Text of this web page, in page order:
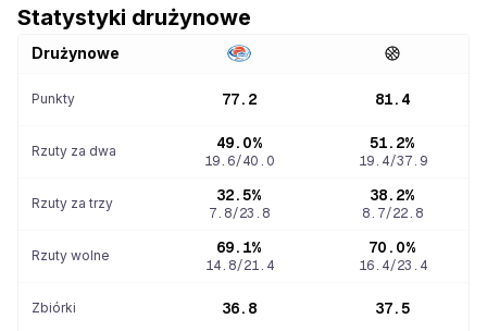
Statystyki drużynowe
Drużynowe
Punkty 77.2 81.4
Rzuty za dwa 49.0%
19.6/40.0
51.2%
19.4/37.9
Rzuty za trzy 32.5%
7.8/23.8
38.2%
8.7/22.8
Rzuty wolne 69.1%
14.8/21.4
70.0%
16.4/23.4
Zbiórki 36.8 37.5